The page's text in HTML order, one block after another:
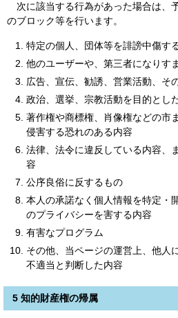
次に該当する行為があった場合は、
のブロック等を行います。
特定の個人、団体等を誹謗中傷す
他のユーザーや、第三者になりす
広告、宣伝、勧誘、営業活動、そ
政治、選挙、宗教活動を目的とし
著作権や商標権、肖像権などの市
侵害する恐れのある内容
法律、法令に違反している内容、
容
公序良俗に反するもの
本人の承諾なく個人情報を特定・
のプライバシーを害する内容
有害なプログラム
その他、当ページの運営上、他人
不適当と判断した内容
5 知的財産権の帰属